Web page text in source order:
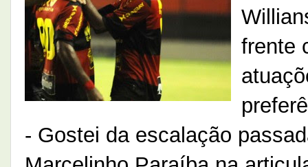
frente
- Gostei da escalação